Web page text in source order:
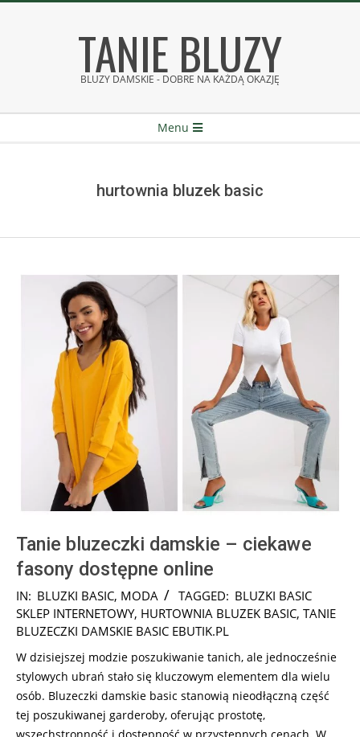
TANIE BLUZY
BLUZY DAMSKIE - DOBRE NA KAŻDĄ OKAZJĘ
Menu
hurtownia bluzek basic
Tanie bluzeczki damskie – ciekawe
fasony dostępne online
2025-
09-
05
IN: BLUZKI BASIC, MODA TAGGED: BLUZKI BASIC
SKLEP INTERNETOWY, HURTOWNIA BLUZEK BASIC, TANIE
BLUZECZKI DAMSKIE BASIC EBUTIK.PL
W dzisiejszej modzie poszukiwanie tanich, ale jednocześnie
stylowych ubrań stało się kluczowym elementem dla wielu
osób. Bluzeczki damskie basic stanowią nieodłączną część
tej poszukiwanej garderoby, oferując prostotę,